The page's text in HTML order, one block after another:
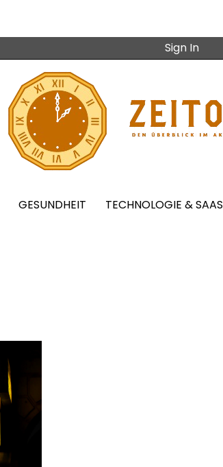
Sign In
GESUNDHEIT TECHNOLOGIE & SAAS